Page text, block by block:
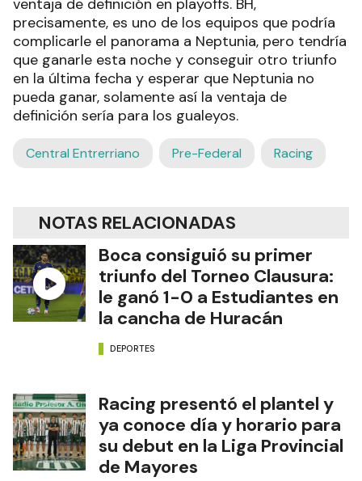
ventaja de definición en playoffs. BH,
precisamente, es uno de los equipos que podría
complicarle el panorama a Neptunia, pero tendría
que ganarle esta noche y conseguir otro triunfo
en la última fecha y esperar que Neptunia no
pueda ganar, solamente así la ventaja de
definición sería para los gualeyos.
Central Entrerriano Pre-Federal Racing
NOTAS RELACIONADAS
Boca consiguió su primer
triunfo del Torneo Clausura:
le ganó 1-0 a Estudiantes en
la cancha de Huracán
DEPORTES
Racing presentó el plantel y
ya conoce día y horario para
su debut en la Liga Provincial
de Mayores